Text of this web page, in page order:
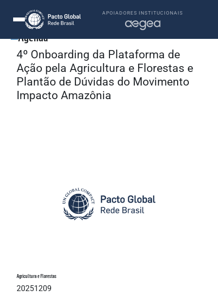
APOIADORES INSTITUCIONAIS
Agenda
4º Onboarding da Plataforma de
Ação pela Agricultura e Florestas e
Plantão de Dúvidas do Movimento
Impacto Amazônia
Agricultura e Florestas
20251209